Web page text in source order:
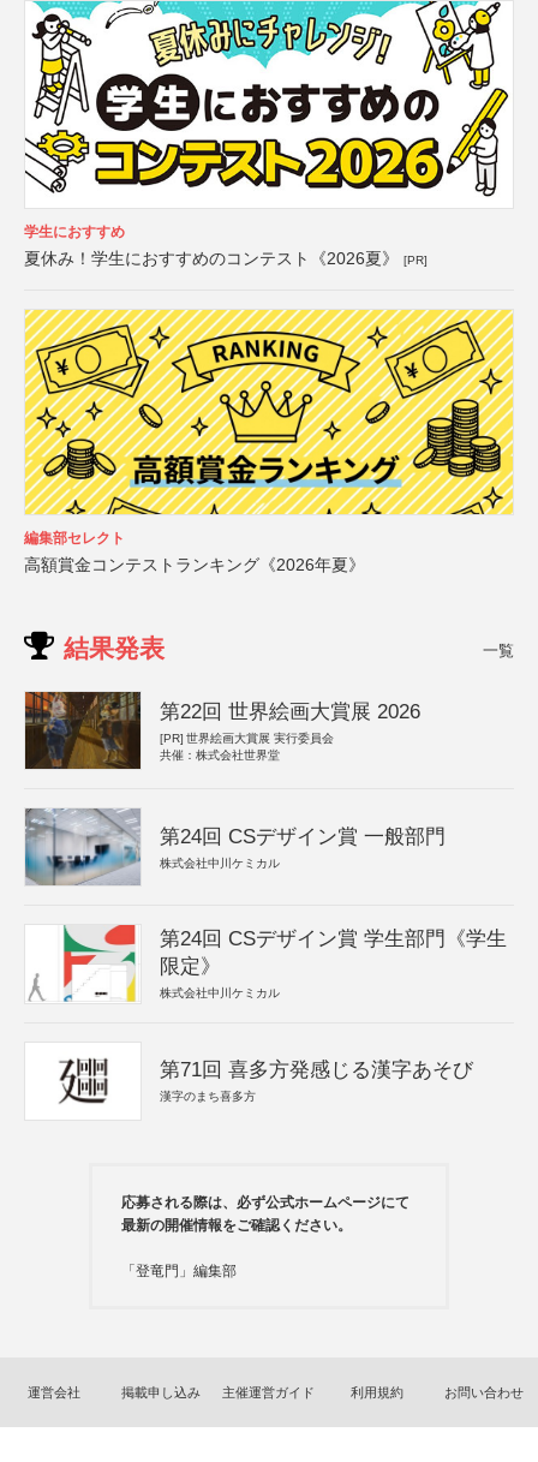
学生におすすめ
夏休み！学生におすすめのコンテスト《2026夏》 [PR]
編集部セレクト
高額賞金コンテストランキング《2026年夏》
結果発表 一覧
第22回 世界絵画大賞展 2026
[PR] 世界絵画大賞展 実行委員会
共催：株式会社世界堂
第24回 CSデザイン賞 一般部門
株式会社中川ケミカル
第24回 CSデザイン賞 学生部門《学生
限定》
株式会社中川ケミカル
第71回 喜多方発感じる漢字あそび
漢字のまち喜多方
応募される際は、必ず公式ホームページにて
最新の開催情報をご確認ください。
「登竜門」編集部
運営会社 掲載申し込み 主催運営ガイド 利用規約 お問い合わせ